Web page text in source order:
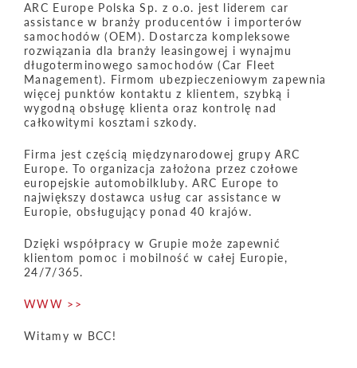
ARC Europe Polska Sp. z o.o. jest liderem car
assistance w branży producentów i importerów
samochodów (OEM). Dostarcza kompleksowe
rozwiązania dla branży leasingowej i wynajmu
długoterminowego samochodów (Car Fleet
Management). Firmom ubezpieczeniowym zapewnia
więcej punktów kontaktu z klientem, szybką i
wygodną obsługę klienta oraz kontrolę nad
całkowitymi kosztami szkody.
Firma jest częścią międzynarodowej grupy ARC
Europe. To organizacja założona przez czołowe
europejskie automobilkluby. ARC Europe to
największy dostawca usług car assistance w
Europie, obsługujący ponad 40 krajów.
Dzięki współpracy w Grupie może zapewnić
klientom pomoc i mobilność w całej Europie,
24/7/365.
WWW >>
Witamy w BCC!